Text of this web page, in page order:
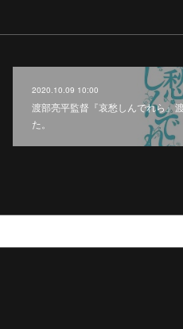
2020.10.09 10:00
渡部亮平監督『哀愁しんでれら』
た。